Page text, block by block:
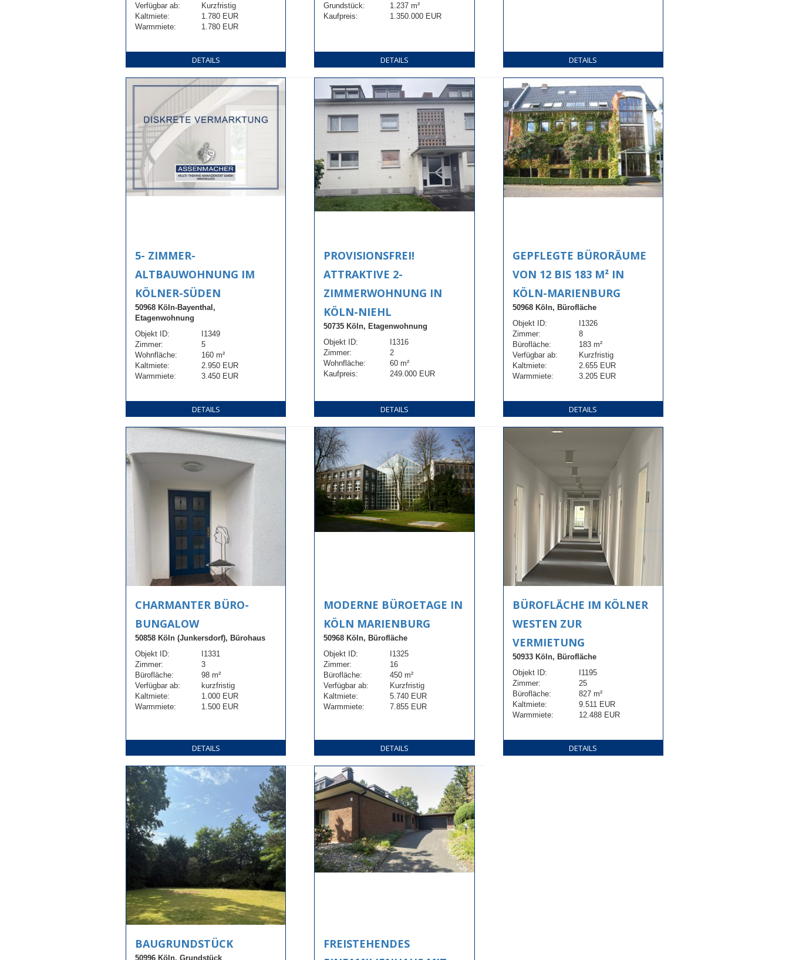
Verfügbar ab:
Kurzfristig
Kaltmiete:
1.780 EUR
Warmmiete:
1.780 EUR
DETAILS
Grundstück:
1.237 m²
Kaufpreis:
1.350.000 EUR
DETAILS DETAILS
5- ZIMMER-
ALTBAUWOHNUNG IM
KÖLNER-SÜDEN
50968 Köln-Bayenthal,
Etagenwohnung
Objekt ID:
I1349
Zimmer:
5
Wohnfläche:
160 m²
Kaltmiete:
2.950 EUR
Warmmiete:
3.450 EUR
DETAILS
PROVISIONSFREI!
ATTRAKTIVE 2-
ZIMMERWOHNUNG IN
KÖLN-NIEHL
50735 Köln, Etagenwohnung
Objekt ID:
I1316
Zimmer:
2
Wohnfläche:
60 m²
Kaufpreis:
249.000 EUR
DETAILS
GEPFLEGTE BÜRORÄUME
VON 12 BIS 183 M² IN
KÖLN-MARIENBURG
50968 Köln, Bürofläche
Objekt ID:
I1326
Zimmer:
8
Bürofläche:
183 m²
Verfügbar ab:
Kurzfristig
Kaltmiete:
2.655 EUR
Warmmiete:
3.205 EUR
DETAILS
CHARMANTER BÜRO-
BUNGALOW
50858 Köln (Junkersdorf), Bürohaus
Objekt ID:
I1331
Zimmer:
3
Bürofläche:
98 m²
Verfügbar ab:
kurzfristig
Kaltmiete:
1.000 EUR
Warmmiete:
1.500 EUR
DETAILS
MODERNE BÜROETAGE IN
KÖLN MARIENBURG
50968 Köln, Bürofläche
Objekt ID:
I1325
Zimmer:
16
Bürofläche:
450 m²
Verfügbar ab:
Kurzfristig
Kaltmiete:
5.740 EUR
Warmmiete:
7.855 EUR
DETAILS
BÜROFLÄCHE IM KÖLNER
WESTEN ZUR
VERMIETUNG
50933 Köln, Bürofläche
Objekt ID:
I1195
Zimmer:
25
Bürofläche:
827 m²
Kaltmiete:
9.511 EUR
Warmmiete:
12.488 EUR
DETAILS
BAUGRUNDSTÜCK
50996 Köln, Grundstück
FREISTEHENDES